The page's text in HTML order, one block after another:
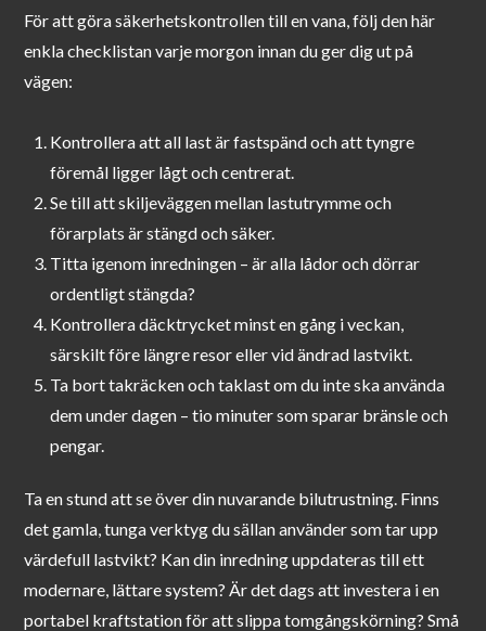
För att göra säkerhetskontrollen till en vana, följ den här
enkla checklistan varje morgon innan du ger dig ut på
vägen:
Kontrollera att all last är fastspänd och att tyngre
föremål ligger lågt och centrerat.
Se till att skiljeväggen mellan lastutrymme och
förarplats är stängd och säker.
Titta igenom inredningen – är alla lådor och dörrar
ordentligt stängda?
Kontrollera däcktrycket minst en gång i veckan,
särskilt före längre resor eller vid ändrad lastvikt.
Ta bort takräcken och taklast om du inte ska använda
dem under dagen – tio minuter som sparar bränsle och
pengar.
Ta en stund att se över din nuvarande bilutrustning. Finns
det gamla, tunga verktyg du sällan använder som tar upp
värdefull lastvikt? Kan din inredning uppdateras till ett
modernare, lättare system? Är det dags att investera i en
portabel kraftstation för att slippa tomgångskörning? Små